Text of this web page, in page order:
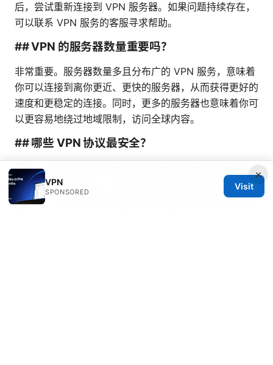
后，尝试重新连接到 VPN 服务器。如果问题持续存在，
可以联系 VPN 服务的客服寻求帮助。
## VPN 的服务器数量重要吗？
非常重要。服务器数量多且分布广的 VPN 服务，意味着
你可以连接到离你更近、更快的服务器，从而获得更好的
速度和更稳定的连接。同时，更多的服务器也意味着你可
以更容易地绕过地域限制，访问全球内容。
## 哪些 VPN 协议最安全？
目前，OpenVPN
且高效的 VPN 协议。OpenVPN 经过长期验证，非常稳
定可靠；WireGuard 则以其简洁的代码库和出色的速度
×
VPN
SPONSORED
Visit